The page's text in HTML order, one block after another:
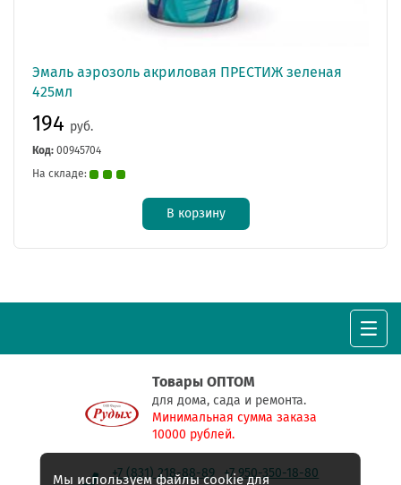
Эмаль аэрозоль акриловая ПРЕСТИЖ зеленая
425мл
194 руб.
Код: 00945704
На складе:
В корзину
Товары ОПТОМ
для дома, сада и ремонта.
Минимальная сумма заказа
10000 рублей.
+7 (831) 218-88-89
+7 950-350-18-80
Мы используем файлы cookie для